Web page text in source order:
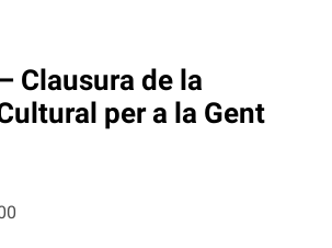
Clausura de la
per a la Gent